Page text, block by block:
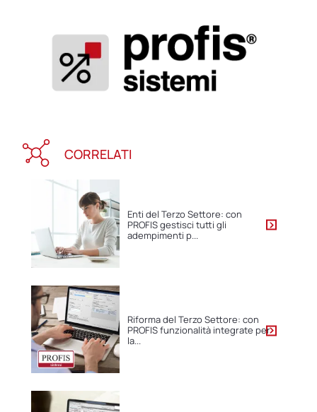
CORRELATI
Enti del Terzo Settore: con
PROFIS gestisci tutti gli
adempimenti p...
Riforma del Terzo Settore: con
PROFIS funzionalità integrate per
la...